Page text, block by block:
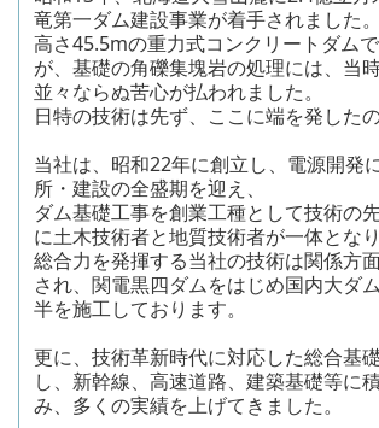
竜第一ダム建設事業が着手されました。
高さ45.5mの重力式コンクリートダム
が、基礎の角礫集塊岩の処理には、当
並々ならぬ苦心が払われました。
日特の技術は先ず、ここに端を発したの
当社は、昭和22年に創立し、電源開発
所・建設の全盛期を迎え、
ダム基礎工事を創業工種として技術の
に土木技術者と地質技術者が一体となり
総合力を発揮する当社の技術は関係方
され、関電黒四ダムをはじめ国内大ダ
半を施工しております。
更に、技術革新時代に対応した総合基
し、新幹線、高速道路、建築基礎等に
み、多くの実績を上げてきました。